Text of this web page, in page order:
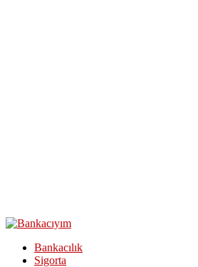
Bankacılık
Sigorta